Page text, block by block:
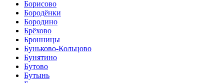
Борисово
Бородёнки
Бородино
Брёхово
Бронницы
Буньково-Кольцово
Бунятино
Бутово
Бутынь